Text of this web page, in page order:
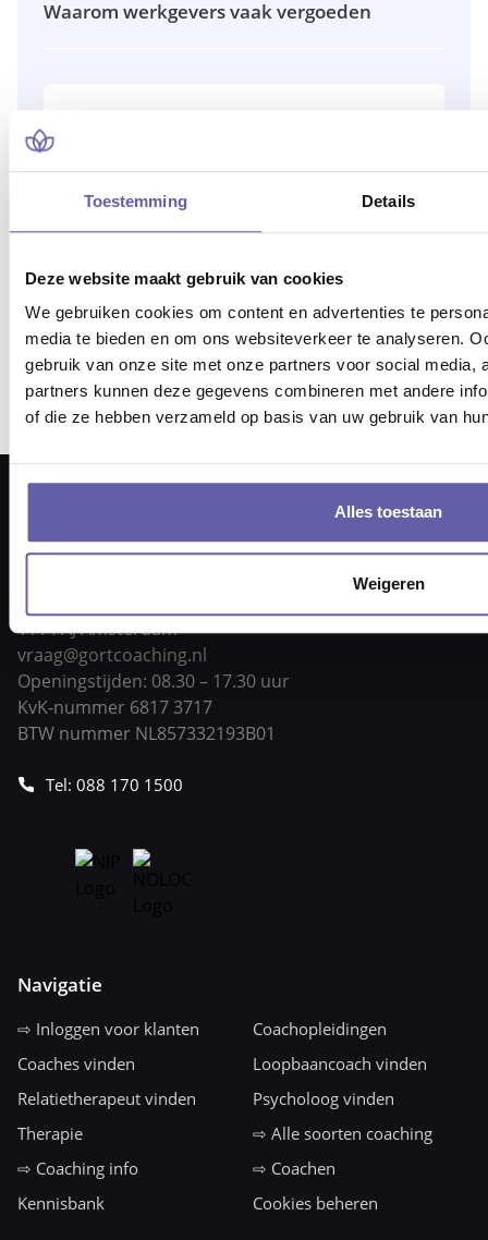
Toestemming Details
Deze website maakt gebruik van cookies
We gebruiken cookies om content en advertenties te
media te bieden en om ons websiteverkeer te analyseren.
gebruik van onze site met onze partners voor social media,
partners kunnen deze gegevens combineren met andere
of die ze hebben verzameld op basis van uw gebruik van
Alles toestaan
Weigeren
Waarom werkgevers vaak vergoeden
Kies jouw coach
1 2 3
1114 AJ Amsterdam
vraag@gortcoaching.nl
Openingstijden: 08.30 – 17.30 uur
KvK-nummer 6817 3717
BTW nummer NL857332193B01
Tel: 088 170 1500
Navigatie
⇨ Inloggen voor klanten
Coachopleidingen
Coaches vinden
Loopbaancoach vinden
Relatietherapeut vinden
Psycholoog vinden
Therapie
⇨ Alle soorten coaching
⇨ Coaching info
⇨ Coachen
Kennisbank
Cookies beheren